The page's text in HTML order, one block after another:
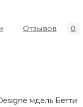
Отзывов 0
мдель Бетти